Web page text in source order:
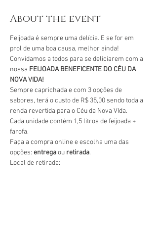
About the event
Feijoada é sempre uma delícia. E se for em
prol de uma boa causa, melhor ainda!
Convidamos a todos para se deliciarem com a
nossa FEIJOADA BENEFICENTE DO CÉU DA
NOVA VIDA!
Sempre caprichada e com 3 opções de
sabores, terá o custo de R$ 35,00 sendo toda a
renda revertida para o Céu da Nova VIda.
Cada unidade contém 1,5 litros de feijoada +
farofa.
Faça a compra online e escolha uma das
opções: entrega ou retirada.
Local de retirada: